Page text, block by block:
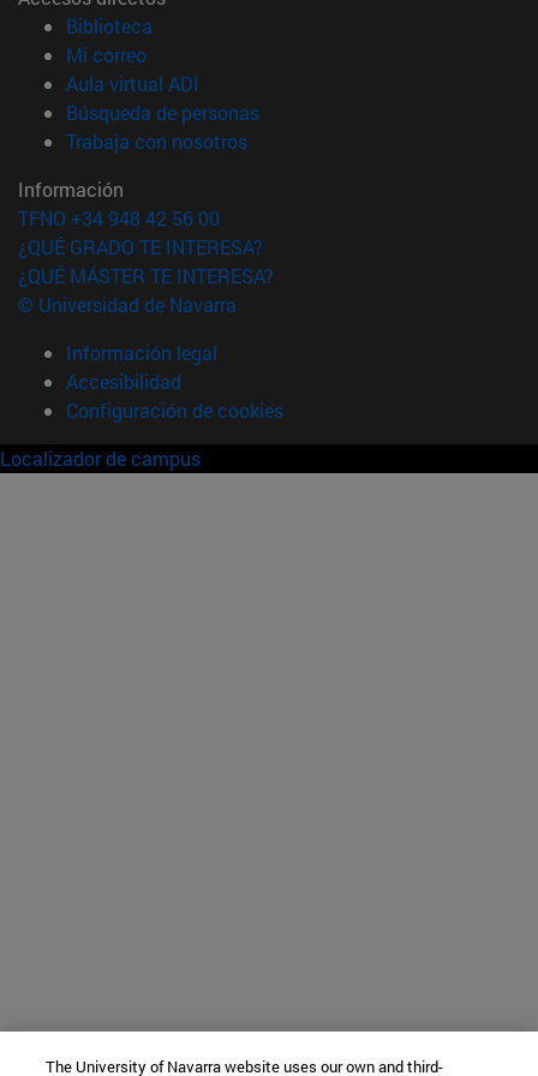
Biblioteca
Mi correo(abre en nueva ventana)
Aula virtual ADI
Búsqueda de personas(abre en nueva ventana)
Trabaja con nosotros(abre en nueva ventana)
Información
TFNO +34 948 42 56 00
¿QUÉ GRADO TE INTERESA?
¿QUÉ MÁSTER TE INTERESA?
© Universidad de Navarra
Información legal
Accesibilidad
Configuración de cookies
Localizador de campus
The University of Navarra website uses our own and third-